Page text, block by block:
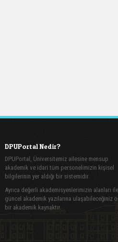
DPUPortal Nedir?
DPUPortal, Üniversitemiz ailesine mensup
akademik ve idari tüm personelimizin kişisel
bilgilerinin yer aldığı bir sistemidir.
Ayrıca değerli akademisyenlerimizin alanları
güncel akademik yazılarına ulaşabileceğiniz
bir akademik kaynaktır.